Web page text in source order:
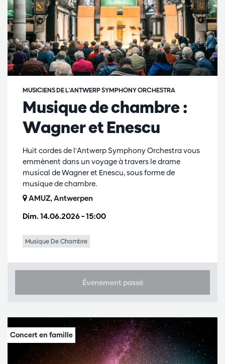
Musique de chambre :
Wagner et Enescu
MUSICIENS DE L'ANTWERP SYMPHONY ORCHESTRA
Dim. 14.06.2026– 15:00
Huit cordes de l'Antwerp Symphony Orchestra vous
emmènent dans un voyage à travers le drame
musical de Wagner et Enescu, sous forme de
musique de chambre.
AMUZ, Antwerpen
Musique De Chambre
Évenement passé